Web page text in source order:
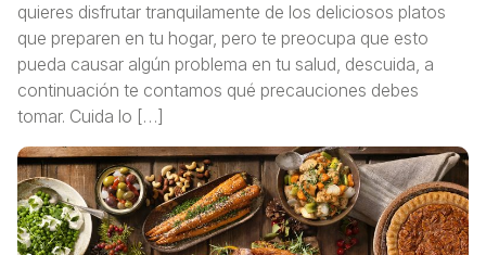
quieres disfrutar tranquilamente de los deliciosos platos
que preparen en tu hogar, pero te preocupa que esto
pueda causar algún problema en tu salud, descuida, a
continuación te contamos qué precauciones debes
tomar. Cuida lo […]